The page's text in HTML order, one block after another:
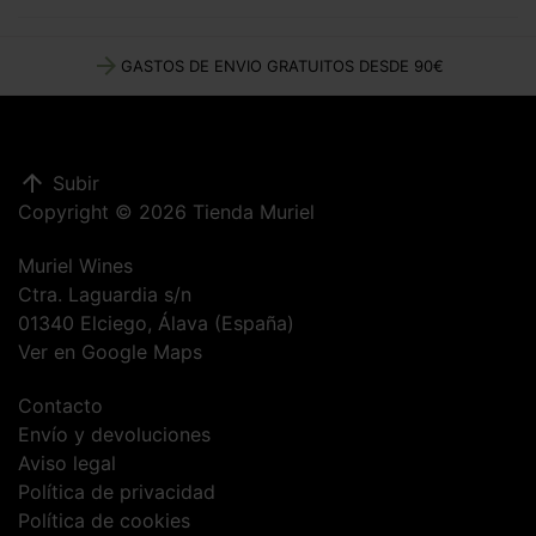
arrow_forward GASTOS DE ENVIO GRATUITOS DESDE 90€
arrow_upward Subir
Copyright © 2026 Tienda Muriel
Muriel Wines
Ctra. Laguardia s/n
01340 Elciego, Álava (España)
Ver en Google Maps
Contacto
Envío y devoluciones
Aviso legal
Política de privacidad
Política de cookies